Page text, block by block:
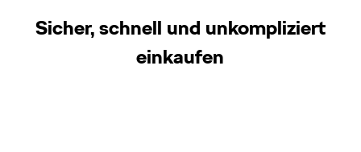
Sicher, schnell und unkompliziert
einkaufen